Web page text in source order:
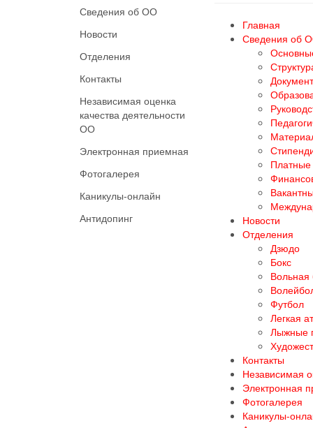
Сведения об ОО
Новости
Отделения
Контакты
Независимая оценка
качества деятельности
ОО
Электронная приемная
Фотогалерея
Каникулы-онлайн
Антидопинг
Главная
Сведения об
Платные
Новости
Отделения
Дзюдо
Бокс
Вольная
Футбол
Легкая
Лыжные
Контакты
Независимая
Электронная
Фотогалерея
Каникулы-